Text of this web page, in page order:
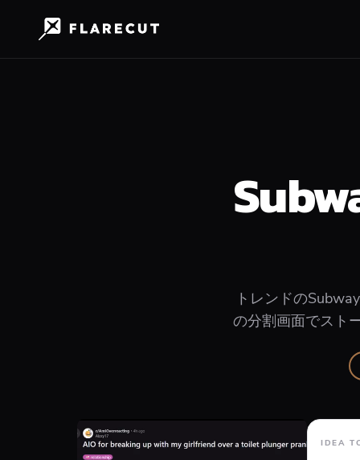
トレンドの
の分割画面でスト
IDEA